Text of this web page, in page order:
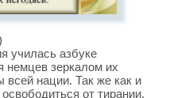
училась азбуке
зеркалом их
нации. Так же как и
от тирании,